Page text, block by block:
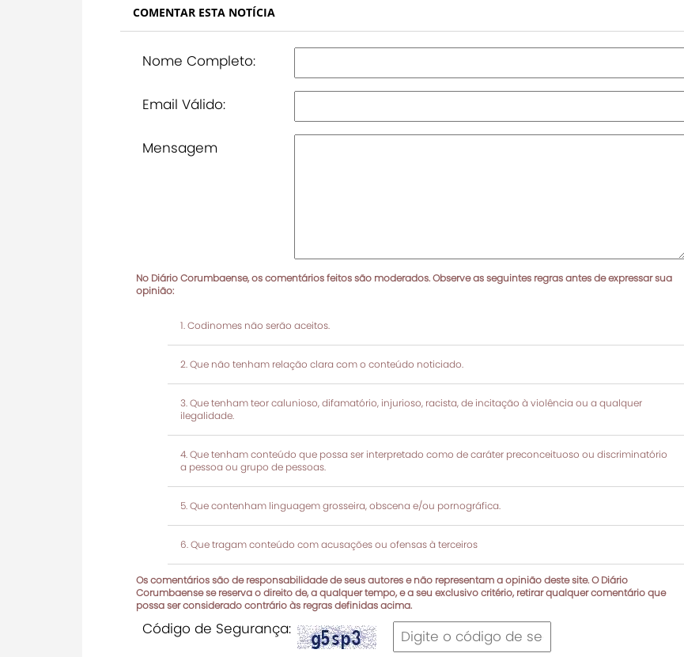
COMENTAR ESTA NOTÍCIA
Nome Completo:
Email Válido:
Mensagem
No Diário Corumbaense, os comentários feitos são moderados. Observe as seguintes regras antes de expressar sua
opinião:
Codinomes não serão aceitos.
Que não tenham relação clara com o conteúdo noticiado.
Que tenham teor calunioso, difamatório, injurioso, racista, de incitação à violência ou a qualquer
ilegalidade.
Que tenham conteúdo que possa ser interpretado como de caráter preconceituoso ou discriminatório
a pessoa ou grupo de pessoas.
Que contenham linguagem grosseira, obscena e/ou pornográfica.
Que tragam conteúdo com acusações ou ofensas à terceiros
Os comentários são de responsabilidade de seus autores e não representam a opinião deste site. O Diário
Corumbaense se reserva o direito de, a qualquer tempo, e a seu exclusivo critério, retirar qualquer comentário que
possa ser considerado contrário às regras definidas acima.
Código de Segurança: